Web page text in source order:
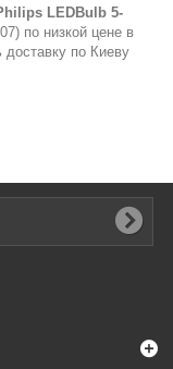
LEDBulb 5-
по низкой цене в
доставку по Киеву